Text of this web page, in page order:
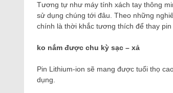
Tương tự như máy tính xách tay thông
sử dụng chúng tới đâu. Theo những
chính là thời khắc tương thích để thay
ko nắm được chu kỳ sạc – xả
Pin Lithium-ion sẽ mang được tuổi thọ
dụng.